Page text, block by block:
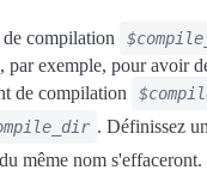
compilation
par exemple, pour avoir
de compilation
. Définissez un
même nom s'effaceront.